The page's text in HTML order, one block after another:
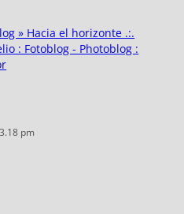
» Hacia el horizonte .:.
: Fotoblog - Photoblog :
pm